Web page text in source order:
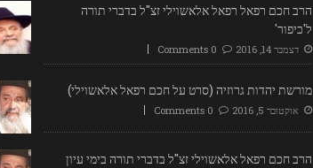
הרב חכם רפאל רפאל אלאשוילי זצ"ל בדברי תורה
ל'כיפור'
דצמבר 14, 2016
מורשת יהדות גרוזיה (סרט על חכם רפאל אלאשוילי)
אוקטובר 5, 2016
הרב חכם רפאל אלאשוילי זצ"ל בדברי תורה בימי עיון